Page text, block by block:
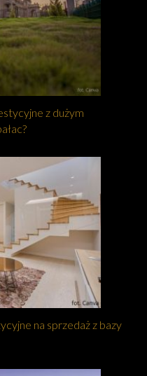
z dużym
na sprzedaż z bazy